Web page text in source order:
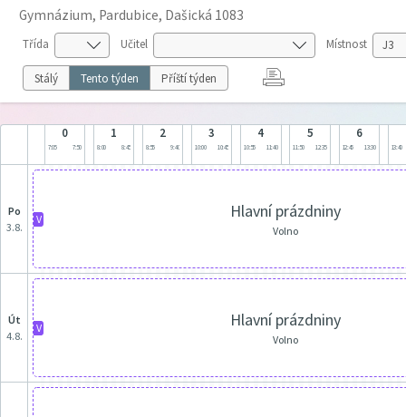
Gymnázium, Pardubice, Dašická 1083
Třída Učitel Místnost
Stálý Tento týden Příští týden
0
7:05 7:50
1
8:00 8:45
2
8:55 9:40
3
10:00 10:45
4
10:55 11:40
5
11:50 12:35
6
12:45 13:30 13:40
po
3.8.
V Hlavní prázdniny
Volno
út
4.8.
V Hlavní prázdniny
Volno